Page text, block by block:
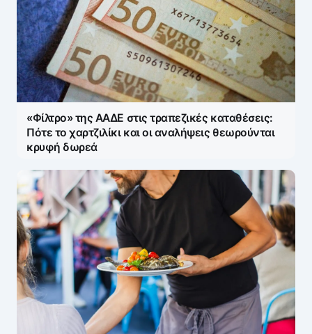
«Φίλτρο» της ΑΑΔΕ στις τραπεζικές καταθέσεις:
Πότε το χαρτζιλίκι και οι αναλήψεις θεωρούνται
κρυφή δωρεά